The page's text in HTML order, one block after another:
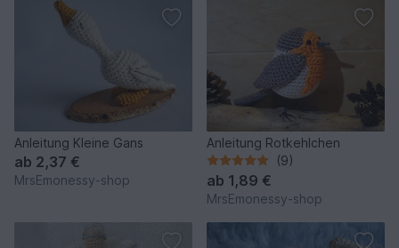
Anleitung Kleine Gans
ab 2,37 €
MrsEmonessy-shop
Anleitung Rotkehlchen
(9)
ab 1,89 €
MrsEmonessy-shop